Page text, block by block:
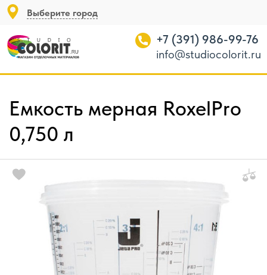
Выберите город
+7 (391) 986-99-76
info@studiocolorit.ru
Емкость мерная RoxelPro
0,750 л